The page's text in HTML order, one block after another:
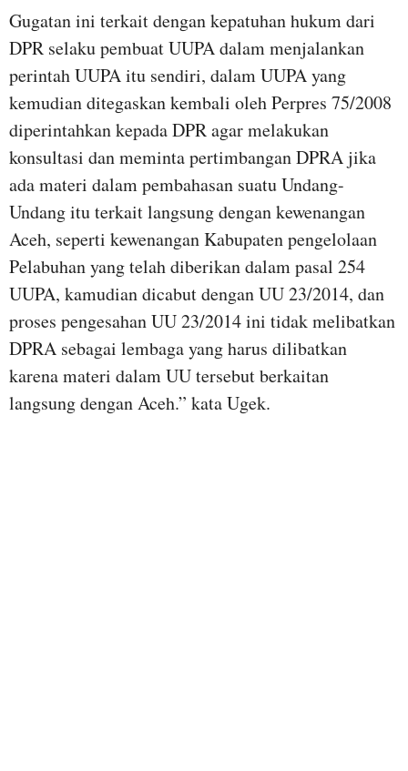
Gugatan ini terkait dengan kepatuhan hukum dari
DPR selaku pembuat UUPA dalam menjalankan
perintah UUPA itu sendiri, dalam UUPA yang
kemudian ditegaskan kembali oleh Perpres 75/2008
diperintahkan kepada DPR agar melakukan
konsultasi dan meminta pertimbangan DPRA jika
ada materi dalam pembahasan suatu Undang-
Undang itu terkait langsung dengan kewenangan
Aceh, seperti kewenangan Kabupaten pengelolaan
Pelabuhan yang telah diberikan dalam pasal 254
UUPA, kamudian dicabut dengan UU 23/2014, dan
proses pengesahan UU 23/2014 ini tidak melibatkan
DPRA sebagai lembaga yang harus dilibatkan
karena materi dalam UU tersebut berkaitan
langsung dengan Aceh.” kata Ugek.